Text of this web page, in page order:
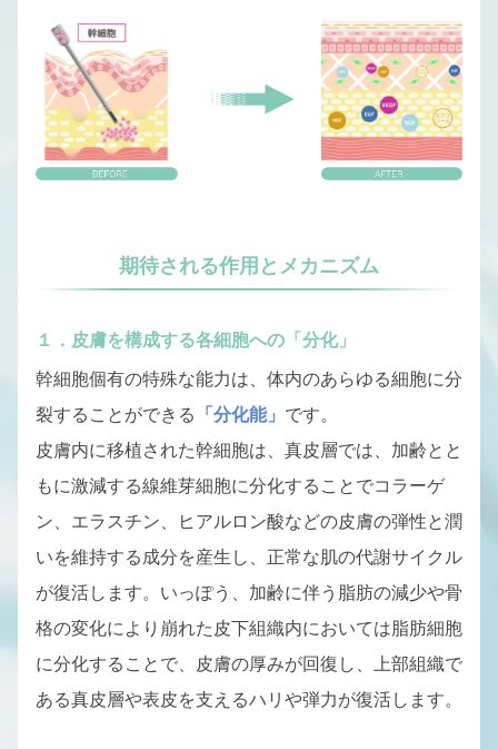
期待される作用とメカニズム
１．皮膚を構成する各細胞への「分化」
幹細胞個有の特殊な能力は、体内のあらゆる細胞に分
裂することができる
「 分化能」 です。
皮膚内に移植された幹細胞は、真皮層では、加齢とと
もに激減する線維芽細胞に分化することでコラーゲ
ン、エラスチン、ヒアルロン酸などの皮膚の弾性と潤
いを維持する成分を産生し、正常な肌の代謝サイクル
が復活します。いっぽう、加齢に伴う脂肪の減少や骨
格の変化により崩れた皮下組織内においては脂肪細胞
に分化することで、皮膚の厚みが回復し、上部組織で
ある真皮層や表皮を支えるハリや弾力が復活します。